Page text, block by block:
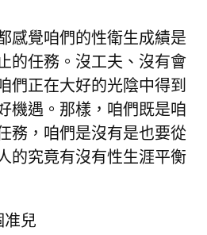
感覺咱們的性衛生成績是
的任務。沒工夫、沒有會
們正在大好的光陰中得到
機遇。那樣，咱們既是咱
務，咱們是沒有是也要從
的究竟有沒有性生涯平衡
兒